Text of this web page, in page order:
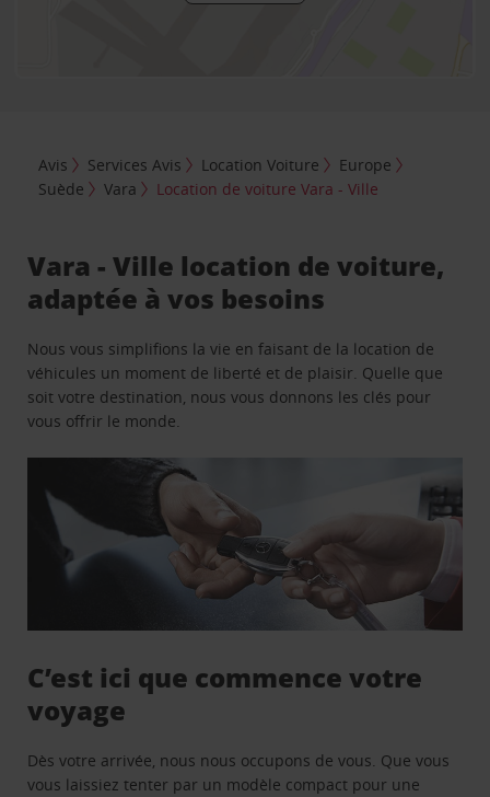
Avis Services Avis Location Voiture
Europe
Suède
Vara Location de voiture Vara - Ville
Vara - Ville location de voiture,
adaptée à vos besoins
Nous vous simplifions la vie en faisant de la location de
véhicules un moment de liberté et de plaisir. Quelle que
soit votre destination, nous vous donnons les clés pour
vous offrir le monde.
C’est ici que commence votre
voyage
Dès votre arrivée, nous nous occupons de vous. Que vous
vous laissiez tenter par un modèle compact pour une